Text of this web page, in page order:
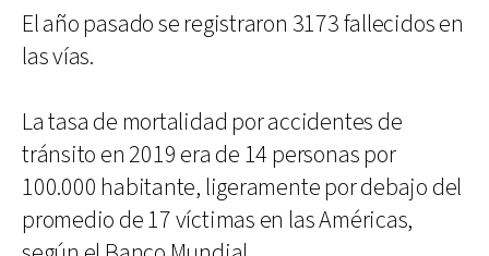
El año pasado se registraron 3173 fallecidos en
las vías.
La tasa de mortalidad por accidentes de
tránsito en 2019 era de 14 personas por
100.000 habitante, ligeramente por debajo del
promedio de 17 víctimas en las Américas,